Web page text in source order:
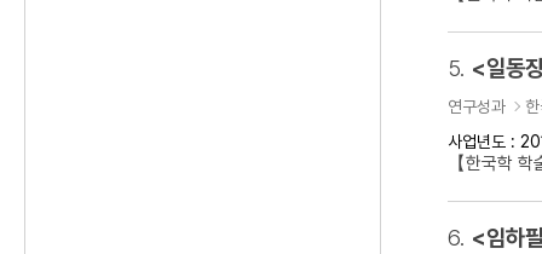
5. <일동
연구성과
사업년도 :
【한국학
6. <임하